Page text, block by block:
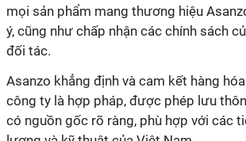
mọi sản phẩm mang thương hiệu
ý, cũng như chấp nhận các chính sách
đối tác.
Asanzo khẳng định và cam kết hàng
công ty là hợp pháp, được phép lưu
có nguồn gốc rõ ràng, phù hợp với các